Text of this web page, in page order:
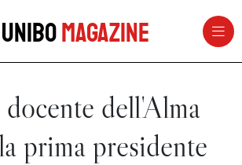
pagina
UniboMagazine
dell'Alma
prima presidente